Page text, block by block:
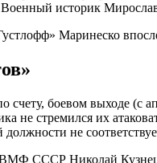
историк
Маринеско
счету, боевом выходе (с
не стремился их
не
СССР Николай